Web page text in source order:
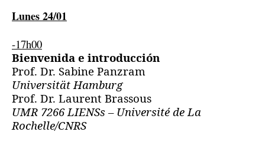
Lunes 24/01
-17h00
Bienvenida e introducción
Prof. Dr. Sabine Panzram
Universität Hamburg
Prof. Dr. Laurent Brassous
UMR 7266 LIENSs – Université de La
Rochelle/CNRS